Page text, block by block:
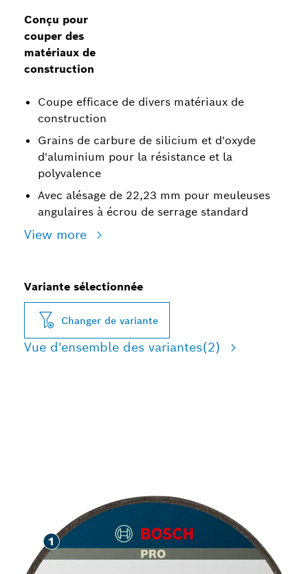
Conçu pour
couper des
matériaux de
construction
Coupe efficace de divers matériaux de
construction
Grains de carbure de silicium et d'oxyde
d'aluminium pour la résistance et la
polyvalence
Avec alésage de 22,23 mm pour meuleuses
angulaires à écrou de serrage standard
View more
Variante sélectionnée
Changer de variante
Vue d'ensemble des variantes(2)